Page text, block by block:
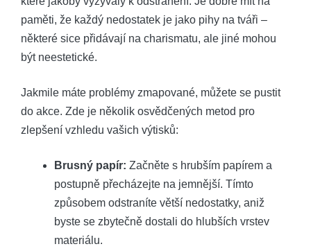
paměti, že každý nedostatek je jako pihy na tváři –
některé sice přidávají na charismatu, ale jiné mohou
být neestetické.
Jakmile máte problémy zmapované, můžete se pustit
do akce. Zde je několik osvědčených metod pro
zlepšení vzhledu vašich výtisků:
Brusný papír: Začněte s hrubším papírem a
postupně přecházejte na jemnější. Tímto
způsobem odstraníte větší nedostatky, aniž
byste se zbytečně dostali do hlubších vrstev
materiálu.